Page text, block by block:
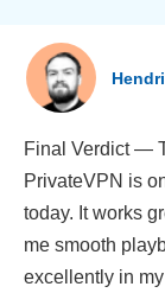
Final Verdict —
PrivateVPN is
today. It works
me smooth
excellently in